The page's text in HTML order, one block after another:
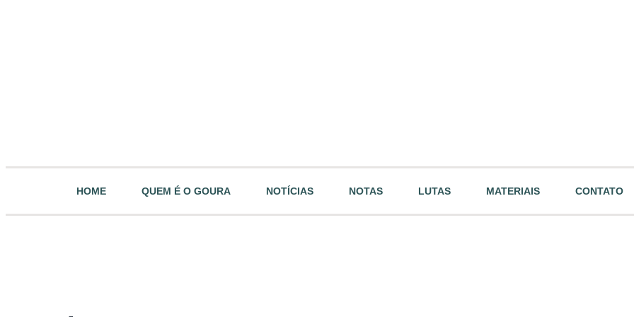
HOME QUEM É O GOURA NOTÍCIAS NOTAS LUTAS MATERIAIS CONTATO